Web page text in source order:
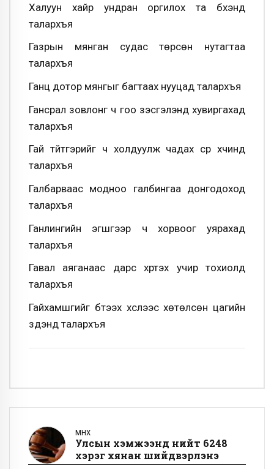
Халуун хайр ундран оргилох та бүхэнд
талархъя
Газрын мянган судас төрсөн нутагтаа
талархъя
Ганц дотор мянгыг багтаах нууцад талархъя
Гансрал зовлонг ч гоо үзэсгэлэнд хувиргахад
талархъя
Гай түйтгэрийг ч холдуулж чадах сүр хүчинд
талархъя
Галбарваас модноо галбингаа донгодоход
талархъя
Ганлингийн эгшгээр ч хорвоог уярахад
талархъя
Гавал аяганаас дарс хүртэх учир тохиолд
талархъя
Гайхамшгийг бүтээх хүслээс хөтөлсөн цагийн
зүүдэнд талархъя
ӨМНӨХ
Улсын хэмжээнд нийт 6248
хэрэг хянан шийдвэрлэнэ